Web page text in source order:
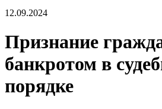
12.09.2024
Признание
банкротом в
порядке